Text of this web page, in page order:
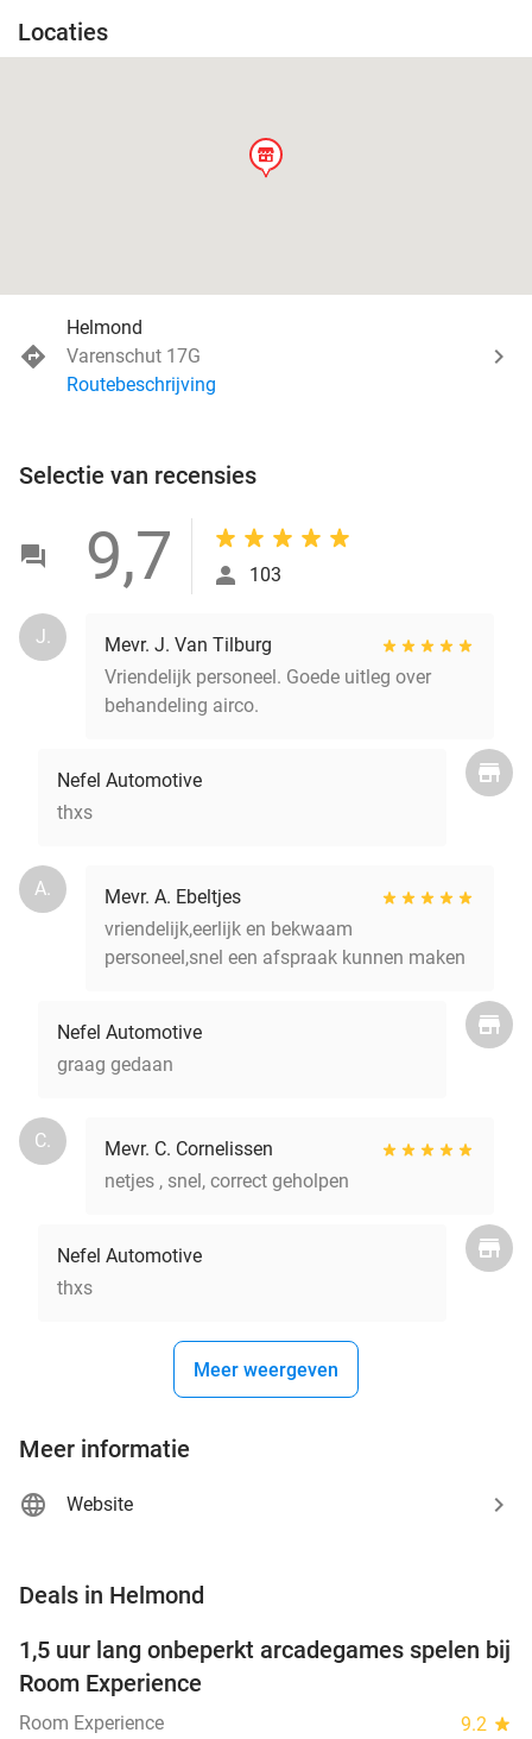
Locaties
store
Helmond
Varenschut 17G
Routebeschrijving
Selectie van recensies
9,7 103
J.
Mevr. J. Van Tilburg
Vriendelijk personeel. Goede uitleg over
behandeling airco.
Nefel Automotive
thxs
A.
Mevr. A. Ebeltjes
vriendelijk,eerlijk en bekwaam
personeel,snel een afspraak kunnen maken
Nefel Automotive
graag gedaan
C.
Mevr. C. Cornelissen
netjes , snel, correct geholpen
Nefel Automotive
thxs
Meer weergeven
Meer informatie
Website
Deals in Helmond
46%
TODAY
1,5 uur lang onbeperkt arcadegames spelen bij
Room Experience
Room Experience 9.2 star